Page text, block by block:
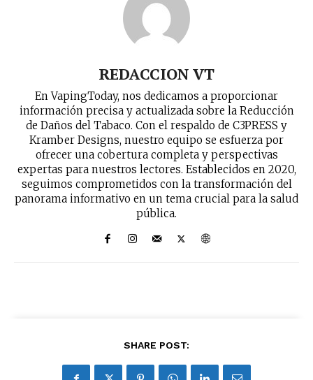
REDACCION VT
En VapingToday, nos dedicamos a proporcionar
información precisa y actualizada sobre la Reducción
de Daños del Tabaco. Con el respaldo de C3PRESS y
Kramber Designs, nuestro equipo se esfuerza por
ofrecer una cobertura completa y perspectivas
expertas para nuestros lectores. Establecidos en 2020,
seguimos comprometidos con la transformación del
panorama informativo en un tema crucial para la salud
pública.
SHARE POST: